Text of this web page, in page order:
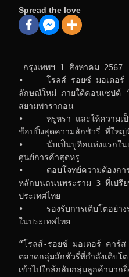
Spread the love
กรุงเทพฯ 1 สิงหาคม
•     โรลส์-รอยซ์ มอเตอ
ลักษณ์ใหม่ ภายใต้คอนเซปต์
สยามพารากอน
•     หรูหรา และให้ความ
ช้อปปิ้งสุดความลักชัวรี่ ที่ใหญ่
•     นับเป็นบูทีคแห่งแรกใ
ศูนย์การค้าสุดหรู
•     ตอบโจทย์ความต้องก
หลักบนถนนพระราม 3 ที่เปรีย
ประเทศไทย
•     รองรับการเติบโตอย่
ในประเทศไทย
“โรลส์-รอยซ์ มอเตอร์ คาร์ส
ตลาดกลุ่มลักชัวรี่ที่กำลังเติบโ
เข้าไปใกล้กลับกลุ่มลูกค้ามา